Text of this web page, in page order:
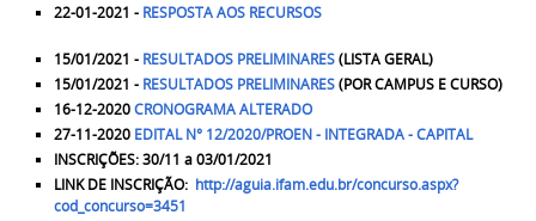
22-01-2021 - RESPOSTA AOS RECURSOS
15/01/2021 - RESULTADOS PRELIMINARES(LISTA GERAL)
15/01/2021 - RESULTADOS PRELIMINARES(POR CAMPUS E CURSO)
16-12-2020CRONOGRAMA ALTERADO
27-11-2020 EDITAL N° 12/2020/PROEN - INTEGRADA - CAPITAL
INSCRIÇÕES: 30/11 a 03/01/2021
LINK DE INSCRIÇÃO: http://aguia.ifam.edu.br/concurso.aspx?
cod_concurso=3451